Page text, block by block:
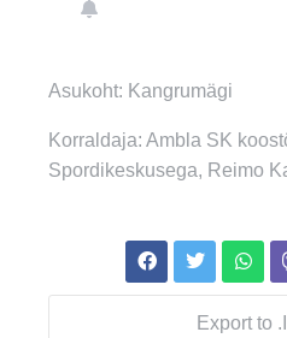
Asukoht: Kangrumägi
Korraldaja: Ambla SK
Spordikeskusega, Reimo
Export to